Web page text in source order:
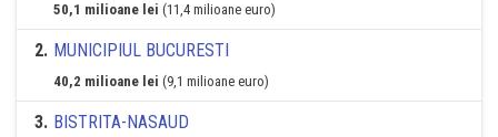
50,1 milioane lei (11,4 milioane euro)
2. MUNICIPIUL BUCURESTI
40,2 milioane lei (9,1 milioane euro)
3. BISTRITA-NASAUD